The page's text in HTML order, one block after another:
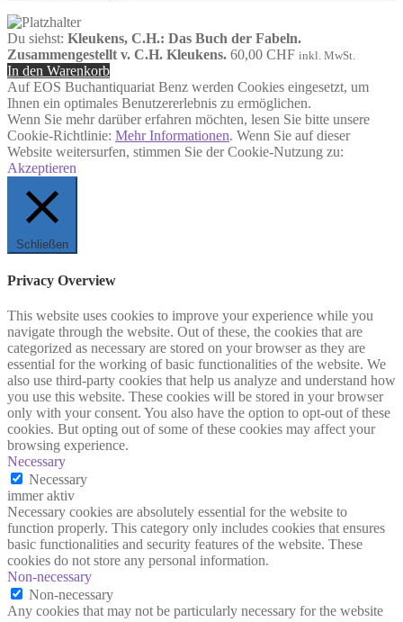
Du siehst: Kleukens, C.H.: Das Buch der Fabeln.
Zusammengestellt v. C.H. Kleukens. 60,00 CHF inkl. MwSt.
In den Warenkorb
Auf EOS Buchantiquariat Benz werden Cookies eingesetzt, um
Ihnen ein optimales Benutzererlebnis zu ermöglichen.
Wenn Sie mehr darüber erfahren möchten, lesen Sie bitte unsere
Cookie-Richtlinie: Mehr Informationen. Wenn Sie auf dieser
Website weitersurfen, stimmen Sie der Cookie-Nutzung zu:
Akzeptieren
Schließen
Privacy Overview
This website uses cookies to improve your experience while you
navigate through the website. Out of these, the cookies that are
categorized as necessary are stored on your browser as they are
essential for the working of basic functionalities of the website. We
also use third-party cookies that help us analyze and understand how
you use this website. These cookies will be stored in your browser
only with your consent. You also have the option to opt-out of these
cookies. But opting out of some of these cookies may affect your
browsing experience.
Necessary
Necessary
immer aktiv
Necessary cookies are absolutely essential for the website to
function properly. This category only includes cookies that ensures
basic functionalities and security features of the website. These
cookies do not store any personal information.
Non-necessary
Non-necessary
Any cookies that may not be particularly necessary for the website